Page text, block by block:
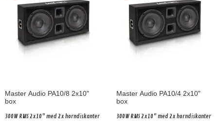
Master Audio PA10/8 2x10"
box
300W RMS 2x10" med 2x horndiskanter
Master Audio PA10/4 2x10"
box
300W RMS 2x10" med 2x horndiskanter